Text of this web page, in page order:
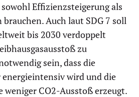
Effizienzsteigerung als
Auch laut SDG 7 soll
bis 2030 verdoppelt
zu
sein, dass die
wird und die
weniger CO2-Ausstoß erzeugt.